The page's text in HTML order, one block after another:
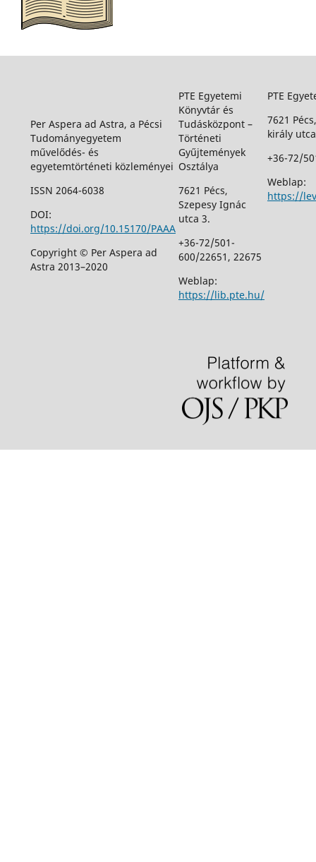
Per Aspera ad Astra, a Pécsi
Tudományegyetem
művelődés- és
egyetemtörténeti közleményei
ISSN 2064-6038
DOI:
https://doi.org/10.15170/PAAA
Copyright © Per Aspera ad
Astra 2013–2020
PTE Egyetemi
Könyvtár és
Tudásközpont –
Történeti
Gyűjtemények
Osztálya
7621 Pécs,
Szepesy Ignác
utca 3.
+36-72/501-
600/22651, 22675
Weblap:
https://lib.pte.hu/
PTE
7621
király
+36-72/
Weblap:
https://